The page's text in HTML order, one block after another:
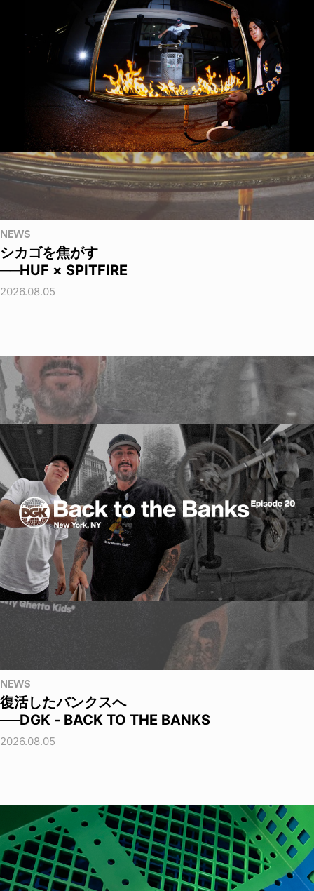
NEWS
シカゴを焦がす
──HUF × SPITFIRE
2026.08.05
NEWS
復活したバンクスへ
──DGK - BACK TO THE BANKS
2026.08.05